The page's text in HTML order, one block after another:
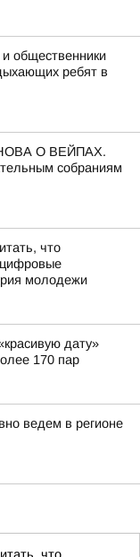
общественники
ребят в
О ВЕЙПАХ.
собраниям
что
молодежи
дату»
170 пар
ведем в регионе